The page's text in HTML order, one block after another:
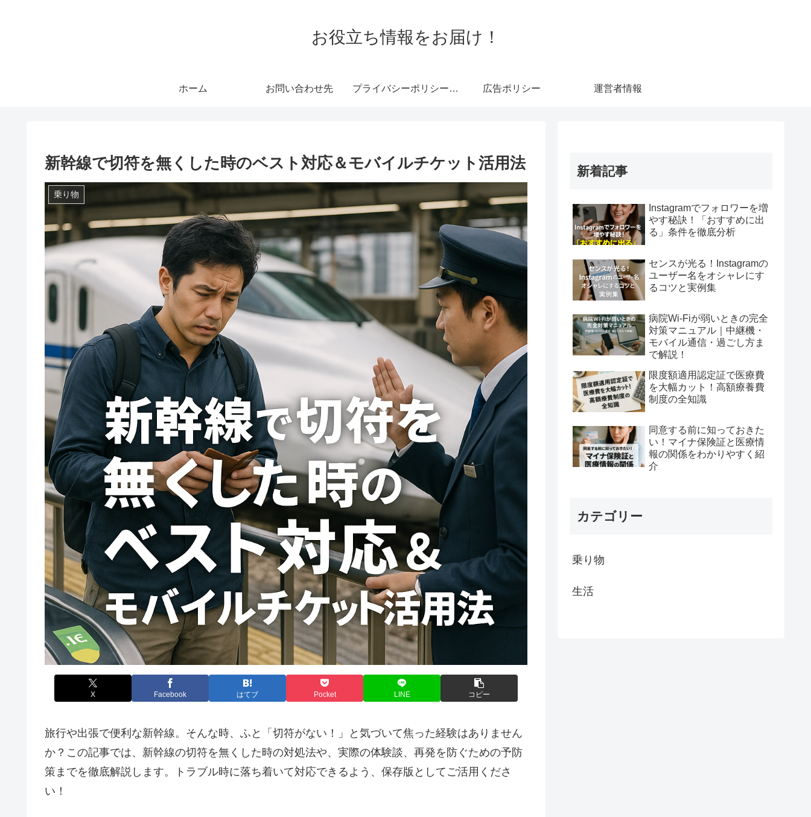
お役立ち情報をお届け！
ホーム お問い合わせ先 プライバシーポリシー・免責事項 広告ポリシー 運営者情報
新幹線で切符を無くした時のベスト対応＆モバイルチケット活用法
乗り物
X Facebook はてブ Pocket LINE コピー
旅行や出張で便利な新幹線。そんな時、ふと「切符がない！」と気づいて焦った経験はありません
か？この記事では、新幹線の切符を無くした時の対処法や、実際の体験談、再発を防ぐための予防
策までを徹底解説します。トラブル時に落ち着いて対応できるよう、保存版としてご活用くださ
い！
新着記事
Instagramでフォロワーを増
やす秘訣！「おすすめに出
る」条件を徹底分析
センスが光る！Instagramの
ユーザー名をオシャレにす
るコツと実例集
病院Wi-Fiが弱いときの完全
対策マニュアル｜中継機・
モバイル通信・過ごし方ま
で解説！
限度額適用認定証で医療費
を大幅カット！高額療養費
制度の全知識
同意する前に知っておきた
い！マイナ保険証と医療情
報の関係をわかりやすく紹
介
カテゴリー
乗り物
生活